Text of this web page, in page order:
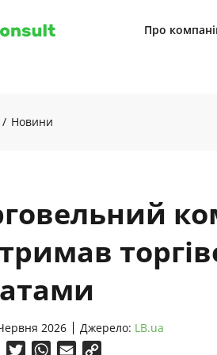
Про
Новини
2026 Джерело: LB.ua
LinkedInTwitterWhatsApp
Email